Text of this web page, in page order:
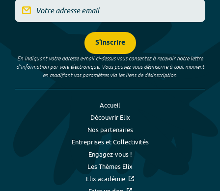
S'inscrire
En indiquant votre adresse e-mail ci-dessus vous consentez à recevoir notre lettre
d’information par voie électronique. Vous pouvez vous désinscrire à tout moment
en modifiant vos paramètres via les liens de désinscription.
Accueil
Découvrir Elix
Nos partenaires
Entreprises et Collectivités
Engagez-vous !
Les Thèmes Elix
Elix académie